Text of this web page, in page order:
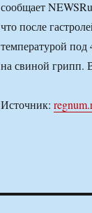
сообщает
что после
температурой под
на свиной грипп.
Источник: